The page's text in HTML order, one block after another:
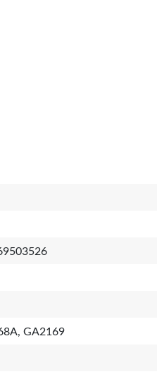
GA2169